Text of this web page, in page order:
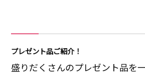
プレゼント品ご紹介！
盛りだくさんのプレゼント品を